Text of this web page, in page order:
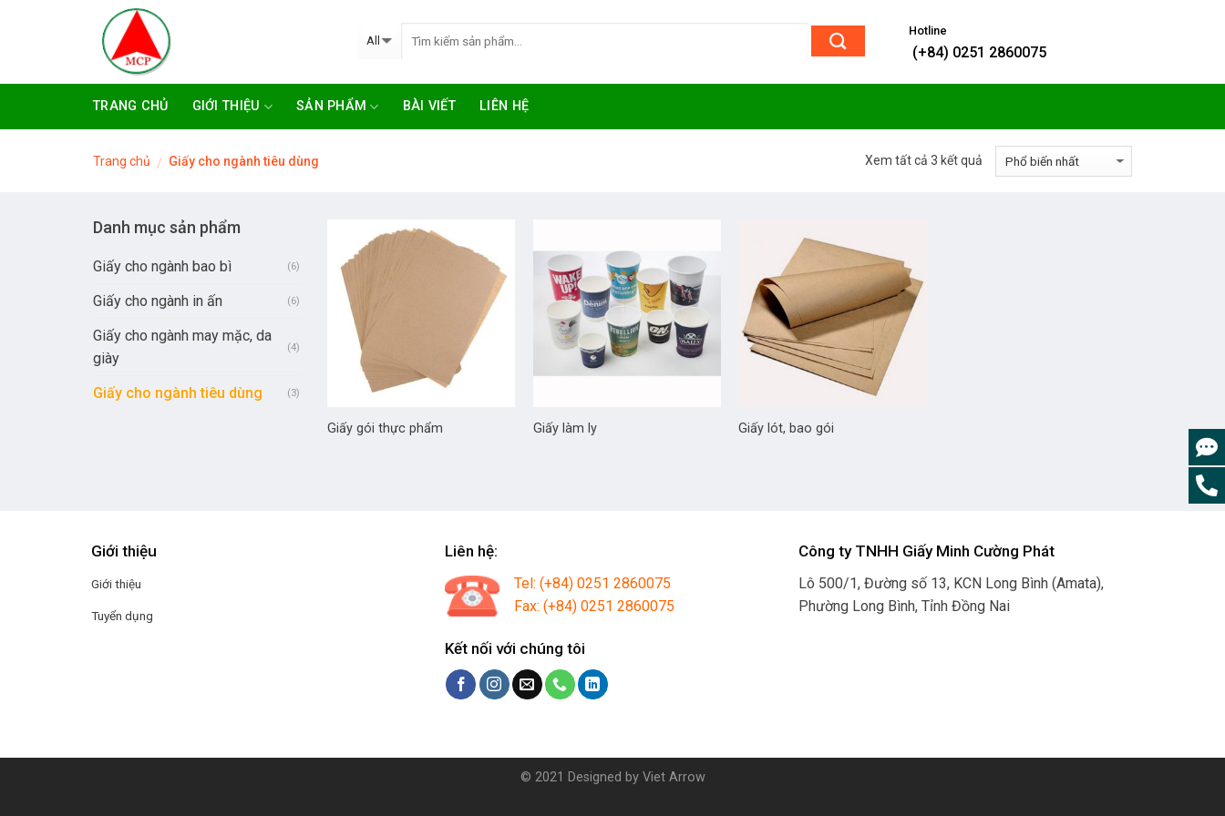
Hotline
(+84) 0251 2860075
TRANG CHỦ GIỚI THIỆU SẢN PHẨM BÀI VIẾT LIÊN HỆ
Trang chủ / Giấy cho ngành tiêu dùng Xem tất cả 3 kết quả
Danh mục sản phẩm
Giấy cho ngành bao bì (6)
Giấy cho ngành in ấn (6)
Giấy cho ngành may mặc, da
giày
(4)
Giấy cho ngành tiêu dùng (3)
Giấy gói thực phẩm Giấy làm ly Giấy lót, bao gói
Giới thiệu
Giới thiệu
Tuyển dụng
Liên hệ:
Tel: (+84) 0251 2860075
Fax: (+84) 0251 2860075
Kết nối với chúng tôi
Công ty TNHH Giấy Minh Cường Phát
Lô 500/1, Đường số 13, KCN Long Bình (Amata),
Phường Long Bình, Tỉnh Đồng Nai
© 2021 Designed by Viet Arrow